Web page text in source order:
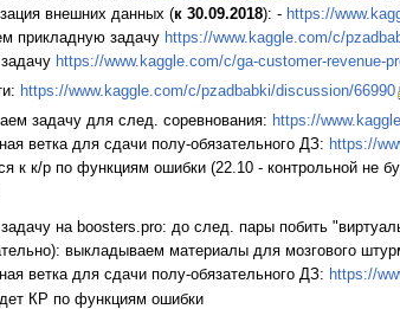
внешних данных (к 30.09.2018): - https://
прикладную задачу https://www.kaggle.com/c/
https://www.kaggle.com/c/ga-customer-revenue-
https://www.kaggle.com/c/pzadbabki/discussion/66990
задачу для след. соревнования: https://
ветка для сдачи полу-обязательного ДЗ: https://
к к/р по функциям ошибки (22.10 - контрольной не
на boosters.pro: до след. пары побить
выкладываем материалы для мозгового
ветка для сдачи полу-обязательного ДЗ: https://
КР по функциям ошибки